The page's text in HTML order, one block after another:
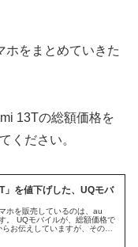
ホをまとめていきた
13Tの総額価格を
ください。
」を値下げした、UQモバ
ホを販売しているのは、au
。 UQモバイルが、総額価格で
お伝えしていますが、その価